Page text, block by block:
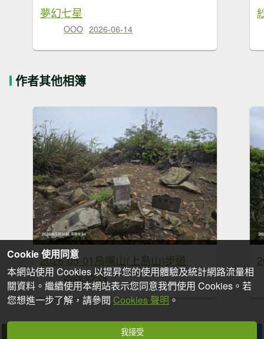
夢幻七星
OOO 2026-06-14
作者其他相簿
2026-05-01鳥嘴山(上島山)步道
2026-05-04
收藏
Cookie 使用同意
本網站使用 Cookies 以提昇您的使用體驗及統計網路流量相
關資料。繼續使用本網站表示您同意我們使用 Cookies。若
您想進一步了解，請參閱 Cookies 聲明 。
我接受